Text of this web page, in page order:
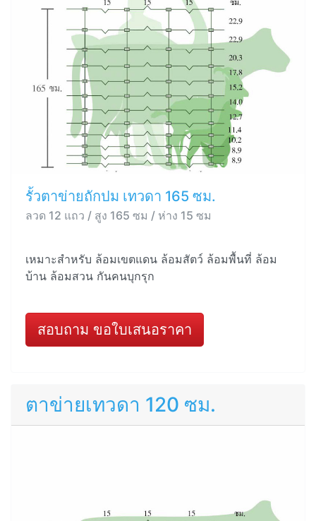
รั้วตาข่ายถักปม เทวดา 165 ซม.
ลวด 12 แถว / สูง 165 ซม / ห่าง 15 ซม
เหมาะสำหรับ ล้อมเขตแดน ล้อมสัตว์ ล้อมพื้นที่ ล้อม
บ้าน ล้อมสวน กันคนบุกรุก
สอบถาม ขอใบเสนอราคา
ตาข่ายเทวดา 120 ซม.